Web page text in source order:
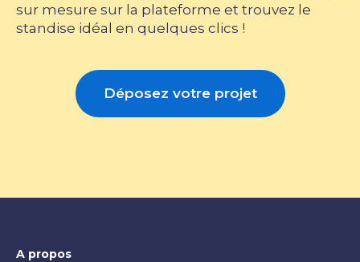
sur mesure sur la plateforme et trouvez le
standise idéal en quelques clics !
Déposez votre projet
A propos